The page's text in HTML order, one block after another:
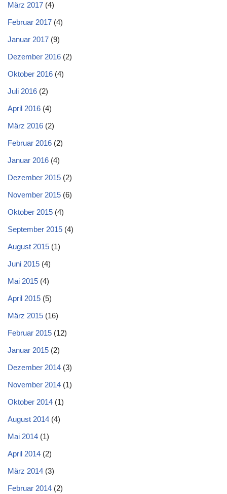
März 2017 (4)
Februar 2017 (4)
Januar 2017 (9)
Dezember 2016 (2)
Oktober 2016 (4)
Juli 2016 (2)
April 2016 (4)
März 2016 (2)
Februar 2016 (2)
Januar 2016 (4)
Dezember 2015 (2)
November 2015 (6)
Oktober 2015 (4)
September 2015 (4)
August 2015 (1)
Juni 2015 (4)
Mai 2015 (4)
April 2015 (5)
März 2015 (16)
Februar 2015 (12)
Januar 2015 (2)
Dezember 2014 (3)
November 2014 (1)
Oktober 2014 (1)
August 2014 (4)
Mai 2014 (1)
April 2014 (2)
März 2014 (3)
Februar 2014 (2)